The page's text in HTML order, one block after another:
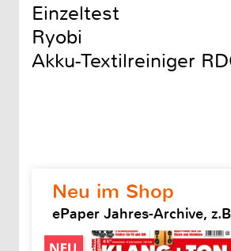
Neu im Shop
ePaper Jahres-Archive,
Einzeltest
Ryobi
Akku-Textilreiniger